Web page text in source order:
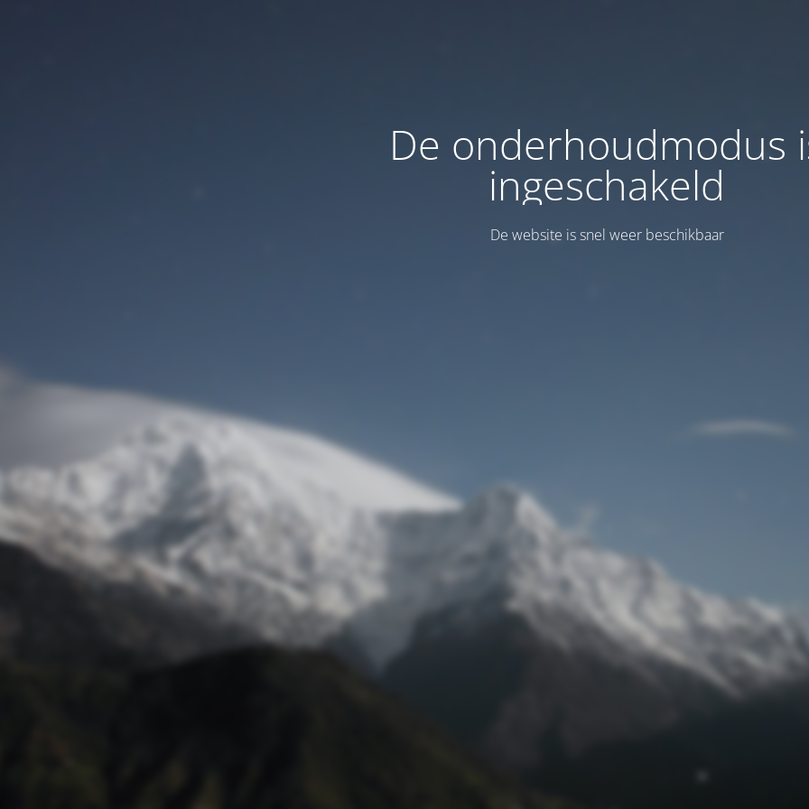
De onderhoudmodus
ingeschakeld
De website is snel weer beschikbaar